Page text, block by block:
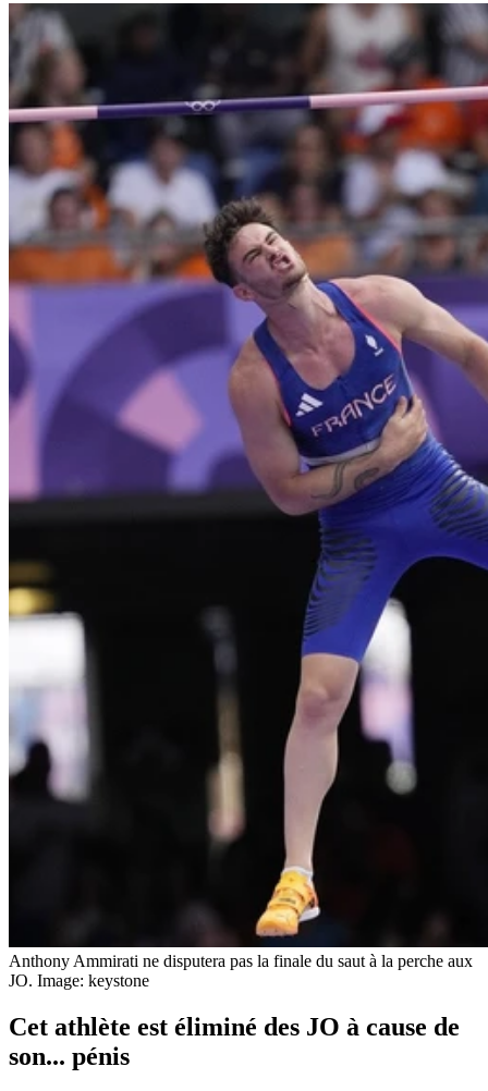
Anthony Ammirati ne disputera pas la finale du saut à la perche aux
JO. Image: keystone
Cet athlète est éliminé des JO à cause de
son... pénis